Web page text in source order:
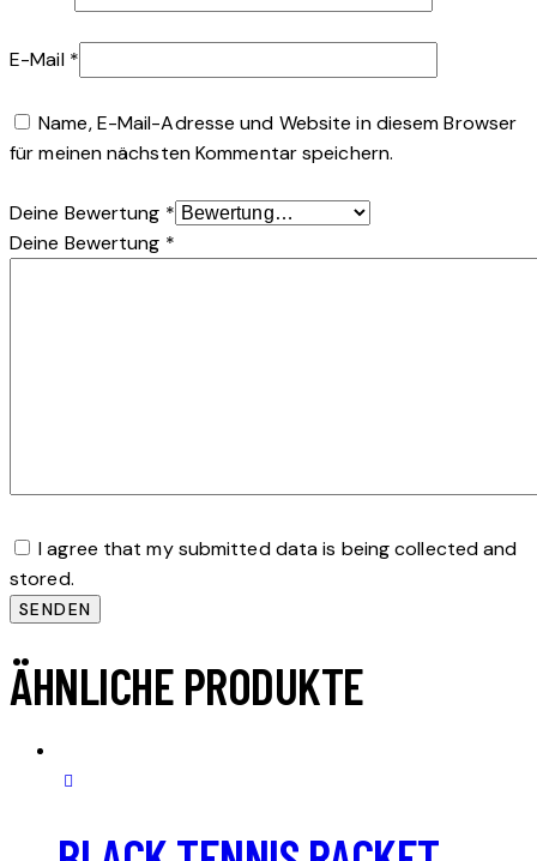
E-Mail *
Name, E-Mail-Adresse und Website in diesem Browser
für meinen nächsten Kommentar speichern.
Deine Bewertung *
Deine Bewertung *
I agree that my submitted data is being collected and
stored.
ÄHNLICHE PRODUKTE